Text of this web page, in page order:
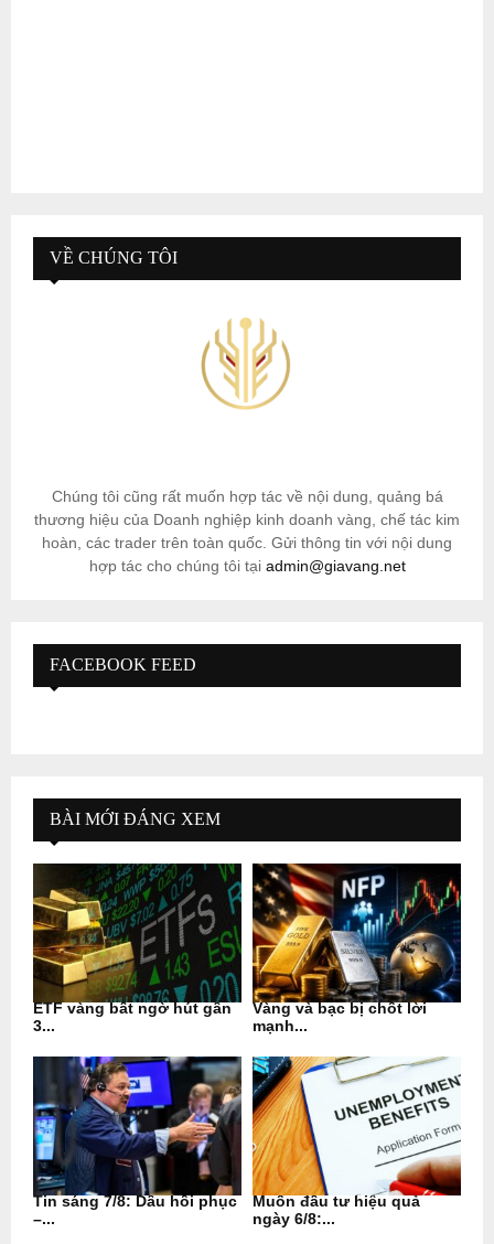
VỀ CHÚNG TÔI
Chúng tôi cũng rất muốn hợp tác về nội dung, quảng bá
thương hiệu của Doanh nghiệp kinh doanh vàng, chế tác kim
hoàn, các trader trên toàn quốc. Gửi thông tin với nội dung
hợp tác cho chúng tôi tại admin@giavang.net
FACEBOOK FEED
BÀI MỚI ĐÁNG XEM
ETF vàng bất ngờ hút gần
3...
Vàng và bạc bị chốt lời
mạnh...
Tin sáng 7/8: Dầu hồi phục
–...
Muốn đầu tư hiệu quả
ngày 6/8:...